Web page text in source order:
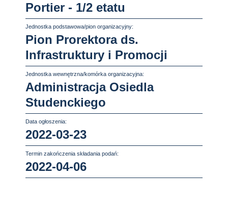
Portier - 1/2 etatu
Jednostka podstawowa/pion organizacyjny:
Pion Prorektora ds.
Infrastruktury i Promocji
Jednostka wewnętrzna/komórka organizacyjna:
Administracja Osiedla
Studenckiego
Data ogłoszenia:
2022-03-23
Termin zakończenia składania podań:
2022-04-06